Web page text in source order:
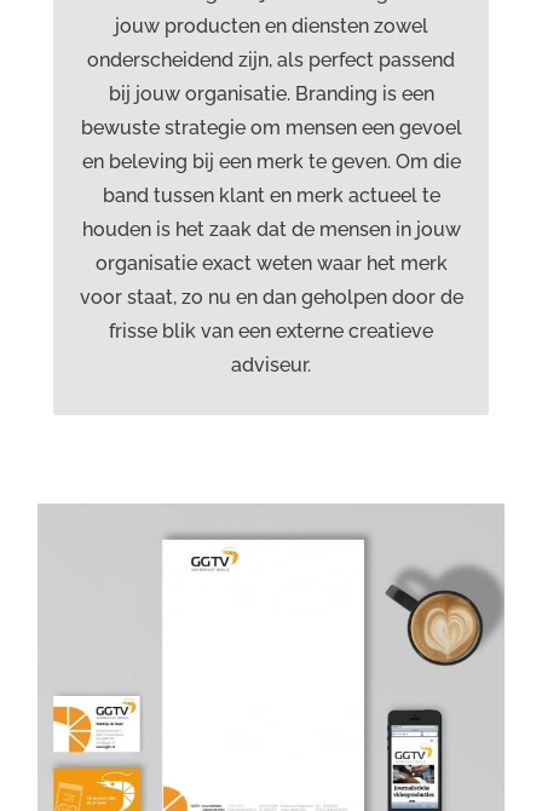
jouw producten en diensten zowel
onderscheidend zijn, als perfect passend
bij jouw organisatie. Branding is een
bewuste strategie om mensen een gevoel
en beleving bij een merk te geven. Om die
band tussen klant en merk actueel te
houden is het zaak dat de mensen in jouw
organisatie exact weten waar het merk
voor staat, zo nu en dan geholpen door de
frisse blik van een externe creatieve
adviseur.